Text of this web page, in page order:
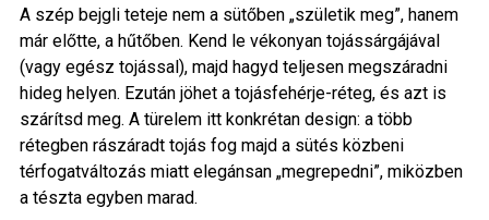
A szép bejgli teteje nem a sütőben „születik meg”, hanem
már előtte, a hűtőben. Kend le vékonyan tojássárgájával
(vagy egész tojással), majd hagyd teljesen megszáradni
hideg helyen. Ezután jöhet a tojásfehérje-réteg, és azt is
szárítsd meg. A türelem itt konkrétan design: a több
rétegben rászáradt tojás fog majd a sütés közbeni
térfogatváltozás miatt elegánsan „megrepedni”, miközben
a tészta egyben marad.